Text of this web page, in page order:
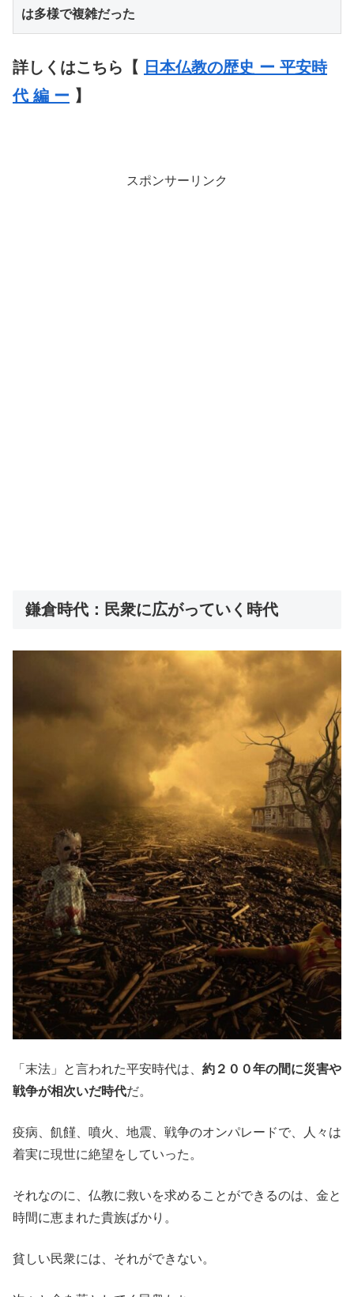
は多様で複雑だった
詳しくはこちら【
日本仏教の歴史 ー 平安時
代 編 ー 】
スポンサーリンク
鎌倉時代：民衆に広がっていく時代
「末法」と言われた平安時代は、 約２００年の間に災害や
戦争が相次いだ時代だ。
疫病、飢饉、噴火、地震、戦争のオンパレードで、人々は
着実に現世に絶望をしていった。
それなのに、仏教に救いを求めることができるのは、金と
時間に恵まれた貴族ばかり。
貧しい民衆には、それができない。